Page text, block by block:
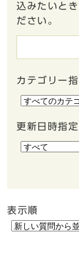
込みたいと
ださい。
カテゴリー
更新日時指定
表示順